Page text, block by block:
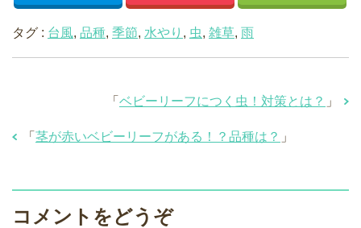
タグ : 台風, 品種, 季節, 水やり , 虫, 雑草, 雨
「 ベビーリーフにつく虫！対策とは？ 」
「 茎が赤いベビーリーフがある！？品種は？ 」
コメントをどうぞ